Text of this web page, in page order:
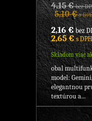
4,15 €bez
5,10 €s
2,16 €bez
2,65 €s DPH
Skladom viac
obal
model:
elegantnou
textúrou a...